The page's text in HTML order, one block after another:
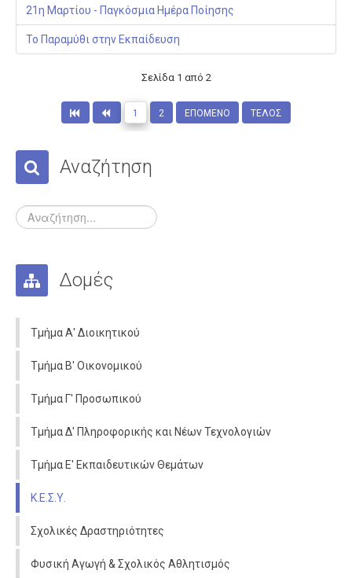
21η Μαρτίου - Παγκόσμια Ημέρα Ποίησης
Το Παραμύθι στην Εκπαίδευση
Σελίδα 1 από 2
1 2 ΕΠΌΜΕΝΟ ΤΈΛΟΣ
Αναζήτηση
Δομές
Τμήμα Α' Διοικητικού
Τμήμα Β' Οικονομικού
Τμήμα Γ' Προσωπικού
Τμήμα Δ' Πληροφορικής και Νέων Τεχνολογιών
Τμήμα Ε' Εκπαιδευτικών Θεμάτων
Κ.Ε.Σ.Υ.
Σχολικές Δραστηριότητες
Φυσική Αγωγή & Σχολικός Αθλητισμός